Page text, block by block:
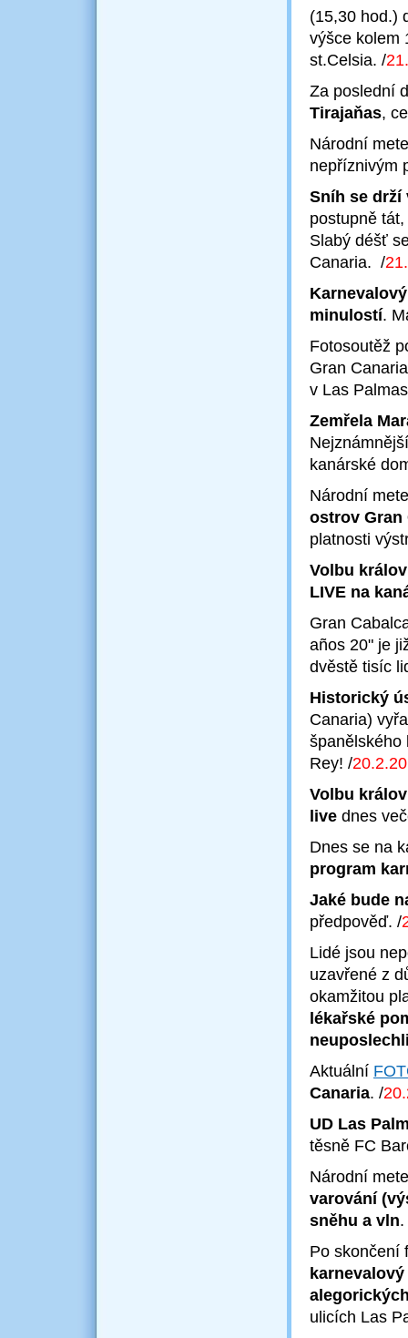
(15,30 hod.)
výšce kolem
st.Celsia. /
Za poslední
Tirajaňas,
Národní
nepříznivým
Sníh se drží
postupně
Slabý déšť
Canaria. /
minulostí.
Fotosoutěž
Gran
v Las
Zemřela
kanárské
Národní
ostrov Gran
platnosti
Volbu
LIVE na
Gran
años 20" je
dvěstě tisíc
Historický
Canaria)
španělského
Rey! /20.2
Volbu
live dnes
Dnes se na
program
Jaké bude
předpověď. /
Lidé jsou
uzavřené z
okamžitou
lékařské
Aktuální
Canaria. /
UD Las
těsně FC
Národní
varování
sněhu a vln.
Po skončení
ulicích Las